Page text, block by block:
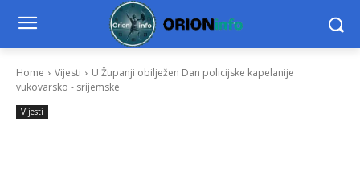
Home Vijesti
U Županji obilježen Dan policijske kapelanije
vukovarsko - srijemske
Vijesti